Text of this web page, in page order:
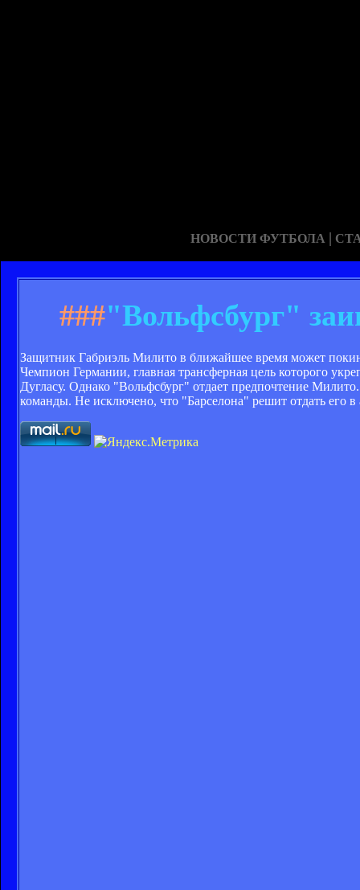
НОВОСТИ ФУТБОЛА |
###"Вольфсбург"
Защитник Габриэль Милито в ближайшее время может
Чемпион Германии, главная трансферная цель которого
Дугласу. Однако "Вольфсбург" отдает предпочтение
команды. Не исключено, что "Барселона" решит отдать его в